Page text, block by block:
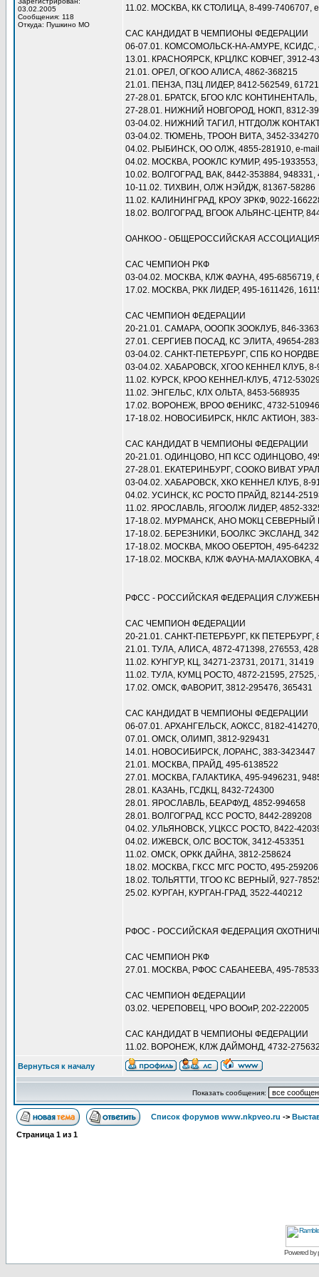
03.02.2005
Сообщения: 118
Откуда: Пушкино МО
11.02. МОСКВА, КК СТОЛИЦА, 8-499-7406707,
САС КАНДИДАТ В ЧЕМПИОНЫ ФЕДЕРАЦИИ
06-07.01. КОМСОМОЛЬСК-НА-АМУРЕ, КСИДС,
13.01. КРАСНОЯРСК, КРЦЛКС КОВЧЕГ, 3912-
21.01. ОРЕЛ, ОГКОО АЛИСА, 4862-368215
21.01. ПЕНЗА, ПЗЦ ЛИДЕР, 8412-562549,
27-28.01. БРАТСК, БГОО КЛС КОНТИНЕНТАЛЬ,
27-28.01. НИЖНИЙ НОВГОРОД, НОКП, 8312-
03-04.02. НИЖНИЙ ТАГИЛ, НТГДОЛЖ
03-04.02. ТЮМЕНЬ, ТРООН ВИТА, 3452-
04.02. РЫБИНСК, ОО ОЛЖ, 4855-281910, e-
04.02. МОСКВА, РООКЛС КУМИР, 495-1933553,
10.02. ВОЛГОГРАД, ВАК, 8442-353884, 948331,
10-11.02. ТИХВИН, ОЛЖ НЭЙДЖ, 81367-58286
11.02. КАЛИНИНГРАД, КРОУ ЗРКФ, 9022-
18.02. ВОЛГОГРАД, ВГООК АЛЬЯНС-ЦЕНТР,
ОАНКОО - ОБЩЕРОССИЙСКАЯ
САС ЧЕМПИОН РКФ
03-04.02. МОСКВА, КЛЖ ФАУНА, 495-6856719,
17.02. МОСКВА, РКК ЛИДЕР, 495-1611426,
САС ЧЕМПИОН ФЕДЕРАЦИИ
20-21.01. САМАРА, ОООПК ЗООКЛУБ, 846-
27.01. СЕРГИЕВ ПОСАД, КС ЭЛИТА, 49654-
03-04.02. САНКТ-ПЕТЕРБУРГ, СПБ КО
03-04.02. ХАБАРОВСК, ХГОО КЕННЕЛ КЛУБ, 8-
11.02. КУРСК, КРОО КЕННЕЛ-КЛУБ, 4712-
11.02. ЭНГЕЛЬС, КЛХ ОЛЬТА, 8453-568935
17.02. ВОРОНЕЖ, ВРОО ФЕНИКС, 4732-
17-18.02. НОВОСИБИРСК, НКЛС АКТИОН, 383-
САС КАНДИДАТ В ЧЕМПИОНЫ ФЕДЕРАЦИИ
20-21.01. ОДИНЦОВО, НП КСС ОДИНЦОВО,
27-28.01. ЕКАТЕРИНБУРГ, СООКО ВИВАТ
03-04.02. ХАБАРОВСК, ХКО КЕННЕЛ КЛУБ, 8-
04.02. УСИНСК, КС РОСТО ПРАЙД, 82144-
11.02. ЯРОСЛАВЛЬ, ЯГООЛЖ ЛИДЕР, 4852-
17-18.02. МУРМАНСК, АНО МОКЦ СЕВЕРНЫЙ
17-18.02. БЕРЕЗНИКИ, БООЛКС ЭКСЛАНД,
17-18.02. МОСКВА, МКОО ОБЕРТОН, 495-
17-18.02. МОСКВА, КЛЖ ФАУНА-МАЛАХОВКА,
РФСС - РОССИЙСКАЯ ФЕДЕРАЦИЯ
САС ЧЕМПИОН ФЕДЕРАЦИИ
20-21.01. САНКТ-ПЕТЕРБУРГ, КК ПЕТЕРБУРГ,
21.01. ТУЛА, АЛИСА, 4872-471398, 276553,
11.02. КУНГУР, КЦ, 34271-23731, 20171, 31419
11.02. ТУЛА, КУМЦ РОСТО, 4872-21595, 27525,
17.02. ОМСК, ФАВОРИТ, 3812-295476, 365431
САС КАНДИДАТ В ЧЕМПИОНЫ ФЕДЕРАЦИИ
06-07.01. АРХАНГЕЛЬСК, АОКСС, 8182-
07.01. ОМСК, ОЛИМП, 3812-929431
14.01. НОВОСИБИРСК, ЛОРАНС, 383-3423447
21.01. МОСКВА, ПРАЙД, 495-6138522
27.01. МОСКВА, ГАЛАКТИКА, 495-9496231,
28.01. КАЗАНЬ, ГСДКЦ, 8432-724300
28.01. ЯРОСЛАВЛЬ, БЕАРФУД, 4852-994658
28.01. ВОЛГОГРАД, КСС РОСТО, 8442-289208
04.02. УЛЬЯНОВСК, УЦКСС РОСТО, 8422-
04.02. ИЖЕВСК, ОЛС ВОСТОК, 3412-453351
11.02. ОМСК, ОРКК ДАЙНА, 3812-258624
18.02. МОСКВА, ГКСС МГС РОСТО, 495-
18.02. ТОЛЬЯТТИ, ТГОО КС ВЕРНЫЙ, 927-
25.02. КУРГАН, КУРГАН-ГРАД, 3522-440212
РФОС - РОССИЙСКАЯ ФЕДЕРАЦИЯ
САС ЧЕМПИОН РКФ
27.01. МОСКВА, РФОС САБАНЕЕВА, 495-
САС ЧЕМПИОН ФЕДЕРАЦИИ
03.02. ЧЕРЕПОВЕЦ, ЧРО ВООиР, 202-222005
САС КАНДИДАТ В ЧЕМПИОНЫ ФЕДЕРАЦИИ
11.02. ВОРОНЕЖ, КЛЖ ДАЙМОНД, 4732-
Вернуться к началу
Показать сообщения:
Список форумов www.nkpveo.ru ->
Страница 1 из 1
Powered by